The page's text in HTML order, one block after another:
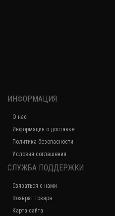
ИНФОРМАЦИЯ
О нас
Информация о доставке
Политика безопасности
Условия соглашения
СЛУЖБА ПОДДЕРЖКИ
Связаться с нами
Возврат товара
Карта сайта